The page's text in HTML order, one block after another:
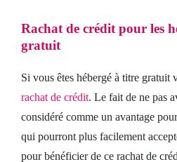
Rachat de crédit pour les
gratuit
Si vous êtes hébergé à titre gratuit
rachat de crédit. Le fait de ne pas
considéré comme un avantage
qui pourront plus facilement
pour bénéficier de ce rachat de